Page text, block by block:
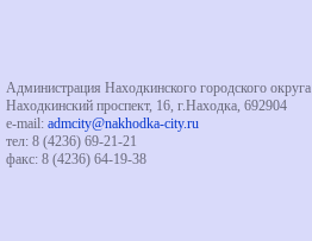
Администрация Находкинского городского округа
Находкинский проспект, 16, г.Находка, 692904
e-mail: admcity@nakhodka-city.ru
тел: 8 (4236) 69-21-21
факс: 8 (4236) 64-19-38